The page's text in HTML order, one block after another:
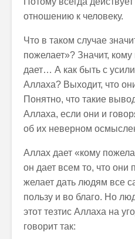
отношению к человеку.
Что в таком случае
пожелает»? Значит,
дает… А как быть с
Аллаха? Выходит, что
Понятно, что такие
Аллаха, если они и
об их неверном
Аллах дает «кому
он дает всем то, что они
желает дать людям все
пользу и во благо. Но
этот тезтис Аллаха на
говорит так: